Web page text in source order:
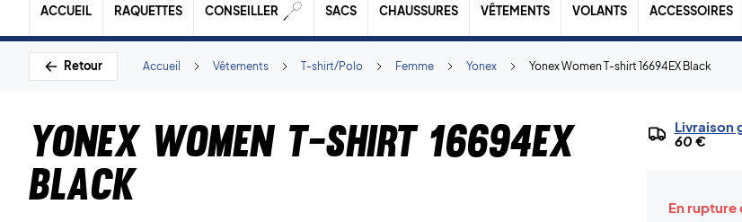
ACCUEIL RAQUETTES CONSEILLER SACS CHAUSSURES VÊTEMENTS VOLANTS ACCESSOIRES
Retour Yonex Women T-shirt 16694EX Black
Yonex
Femme
T-shirt/Polo
Vêtements
Accueil
Yonex Women T-shirt 16694EX
Black
Livraison
60 €
En rupture